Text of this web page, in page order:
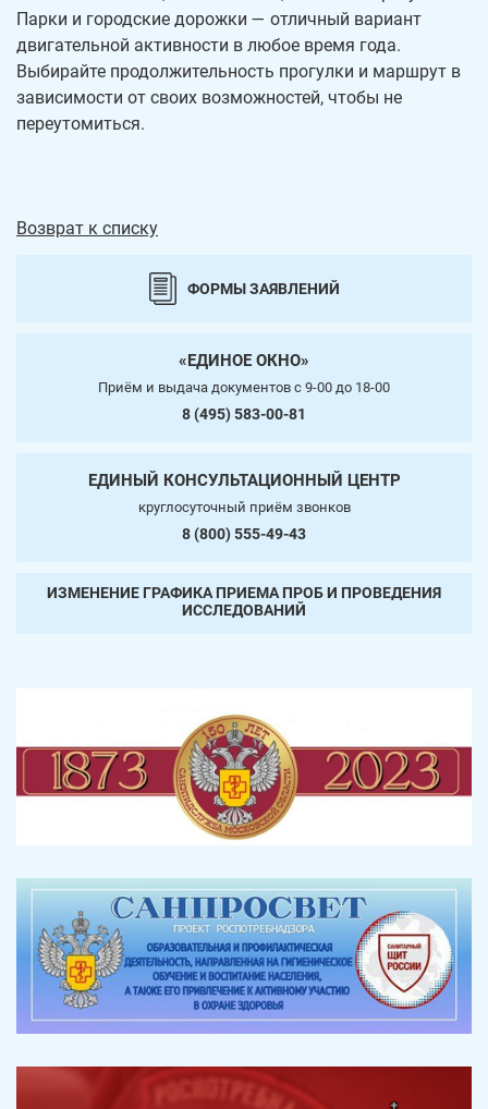
Парки и городские дорожки — отличный вариант
двигательной активности в любое время года.
Выбирайте продолжительность прогулки и маршрут в
зависимости от своих возможностей, чтобы не
переутомиться.
Возврат к списку
ФОРМЫ ЗАЯВЛЕНИЙ
«ЕДИНОЕ ОКНО»
Приём и выдача документов c 9-00 до 18-00
8 (495) 583-00-81
ЕДИНЫЙ КОНСУЛЬТАЦИОННЫЙ ЦЕНТР
круглосуточный приём звонков
8 (800) 555-49-43
ИЗМЕНЕНИЕ ГРАФИКА ПРИЕМА ПРОБ И ПРОВЕДЕНИЯ
ИССЛЕДОВАНИЙ